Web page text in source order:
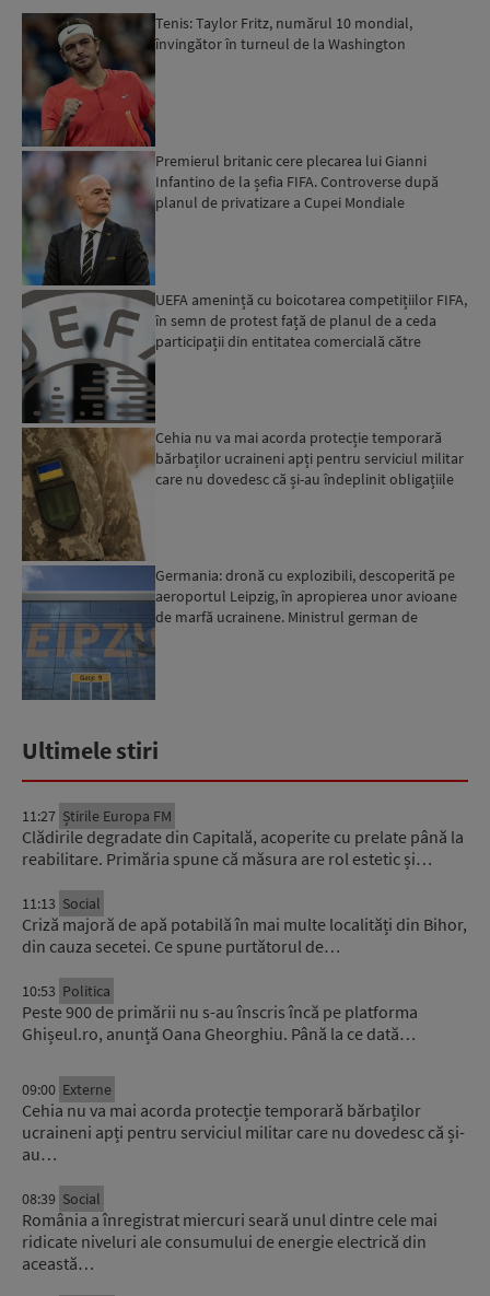
Tenis: Taylor Fritz, numărul 10 mondial,
învingător în turneul de la Washington
Premierul britanic cere plecarea lui Gianni
Infantino de la șefia FIFA. Controverse după
planul de privatizare a Cupei Mondiale
UEFA amenință cu boicotarea competițiilor FIFA,
în semn de protest față de planul de a ceda
participații din entitatea comercială către
Cehia nu va mai acorda protecție temporară
bărbaților ucraineni apți pentru serviciul militar
care nu dovedesc că și-au îndeplinit obligațiile
Germania: dronă cu explozibili, descoperită pe
aeroportul Leipzig, în apropierea unor avioane
de marfă ucrainene. Ministrul german de
Ultimele stiri
11:27 Știrile Europa FM
Clădirile degradate din Capitală, acoperite cu prelate până la
reabilitare. Primăria spune că măsura are rol estetic și…
11:13 Social
Criză majoră de apă potabilă în mai multe localități din Bihor,
din cauza secetei. Ce spune purtătorul de…
10:53 Politica
Peste 900 de primării nu s-au înscris încă pe platforma
Ghișeul.ro, anunță Oana Gheorghiu. Până la ce dată…
09:00 Externe
Cehia nu va mai acorda protecție temporară bărbaților
ucraineni apți pentru serviciul militar care nu dovedesc că și-
au…
08:39 Social
România a înregistrat miercuri seară unul dintre cele mai
ridicate niveluri ale consumului de energie electrică din
această…